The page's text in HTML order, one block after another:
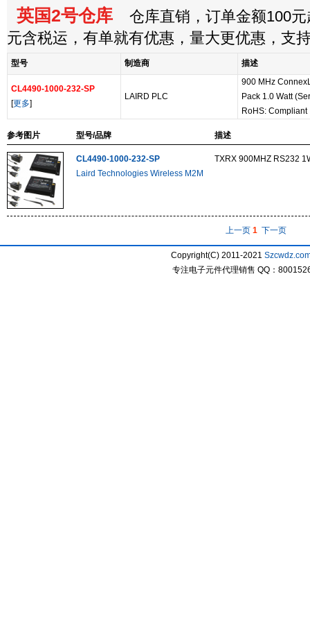
英国2号仓库 仓库直销，订单金额100元
元含税运，有单就有优惠，量大更优惠，支
型号 制造商 描述
CL4490-1000-232-SP
[更多]
LAIRD PLC
900 MHz
Pack 1.0 Watt
RoHS: Compliant
参考图片 型号/品牌 描述
CL4490-1000-232-SP
Laird Technologies Wireless M2M
TXRX 900MHZ RS232
上一页 1 下一页
Copyright(C) 2011-2021
专注电子元件代理销售 QQ：